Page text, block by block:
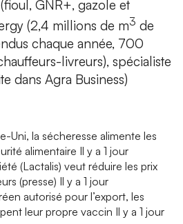
GNR+, gazole et
(2,4 millions de m3 de
chaque année, 700
livreurs), spécialiste
dans Agra Business)
Uni, la sécheresse alimente les
alimentaire Il y a 1 jour
(Lactalis) veut réduire les prix
(presse) Il y a 1 jour
autorisé pour l’export, les
leur propre vaccin Il y a 1 jour